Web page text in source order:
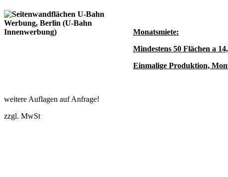
Monatsmiete:
Mindestens 50 Flächen a
Einmalige Produktion,
weitere Auflagen auf Anfrage!
zzgl. MwSt